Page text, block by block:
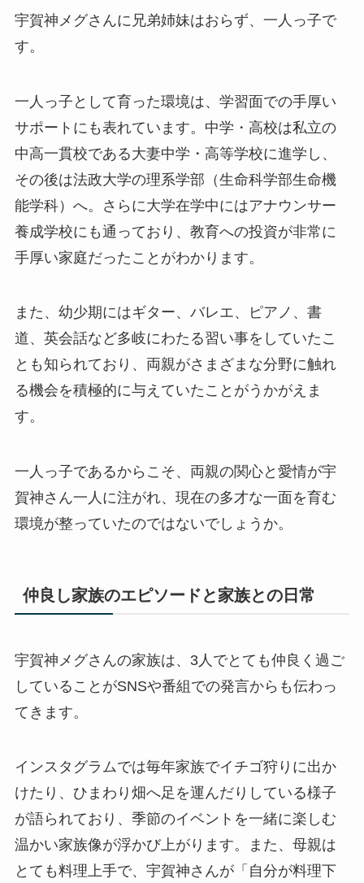
宇賀神メグさんに兄弟姉妹はおらず、一人っ子で
す。
一人っ子として育った環境は、学習面での手厚い
サポートにも表れています。中学・高校は私立の
中高一貫校である大妻中学・高等学校に進学し、
その後は法政大学の理系学部（生命科学部生命機
能学科）へ。さらに大学在学中にはアナウンサー
養成学校にも通っており、教育への投資が非常に
手厚い家庭だったことがわかります。
また、幼少期にはギター、バレエ、ピアノ、書
道、英会話など多岐にわたる習い事をしていたこ
とも知られており、両親がさまざまな分野に触れ
る機会を積極的に与えていたことがうかがえま
す。
一人っ子であるからこそ、両親の関心と愛情が宇
賀神さん一人に注がれ、現在の多才な一面を育む
環境が整っていたのではないでしょうか。
仲良し家族のエピソードと家族との日常
宇賀神メグさんの家族は、3人でとても仲良く過ご
していることがSNSや番組での発言からも伝わっ
てきます。
インスタグラムでは毎年家族でイチゴ狩りに出か
けたり、ひまわり畑へ足を運んだりしている様子
が語られており、季節のイベントを一緒に楽しむ
温かい家族像が浮かび上がります。また、母親は
とても料理上手で、宇賀神さんが「自分が料理下